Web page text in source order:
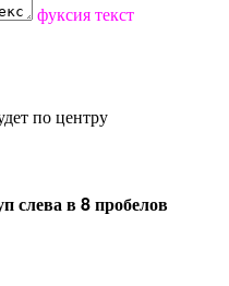
фуксия текст
по центру
слева в 8 пробелов